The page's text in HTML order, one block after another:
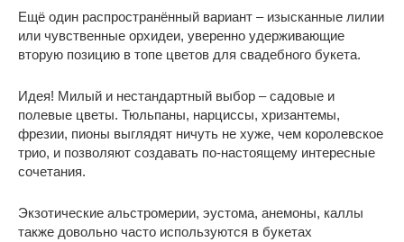
Ещё один распространённый вариант – изысканные лилии
или чувственные орхидеи, уверенно удерживающие
вторую позицию в топе цветов для свадебного букета.
Идея! Милый и нестандартный выбор – садовые и
полевые цветы. Тюльпаны, нарциссы, хризантемы,
фрезии, пионы выглядят ничуть не хуже, чем королевское
трио, и позволяют создавать по-настоящему интересные
сочетания.
Экзотические альстромерии, эустома, анемоны, каллы
также довольно часто используются в букетах